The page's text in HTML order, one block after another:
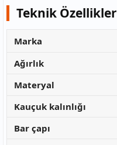
Teknik Özellikler
Marka
Ağırlık
Materyal
Kauçuk kalınlığı
Bar çapı